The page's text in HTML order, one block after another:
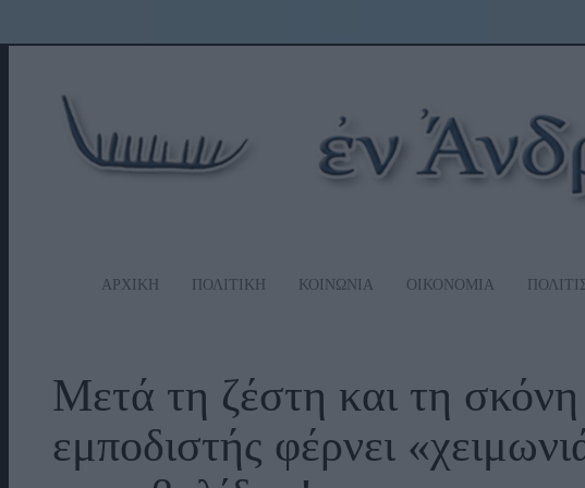
ΑΡΧΙΚΗ ΠΟΛΙΤΙΚΗ ΚΟΙΝΩΝΙΑ ΟΙΚΟΝΟΜΙΑ
Μετά τη ζέστη και τη
εμποδιστής φέρνει